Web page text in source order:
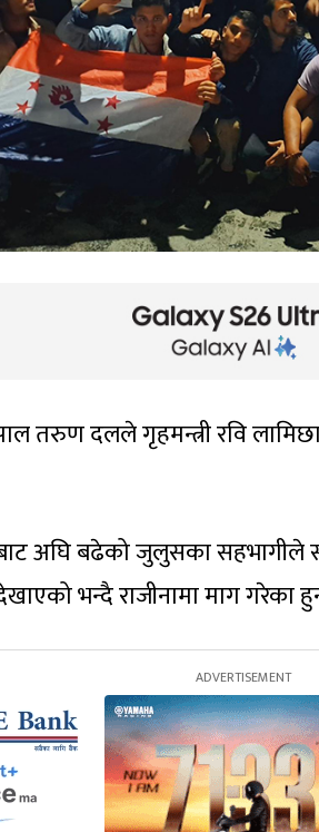
तरुण दलले गृहमन्त्री रवि
अघि बढेको जुलुसका सहभागीले
भन्दै राजीनामा माग गरेका